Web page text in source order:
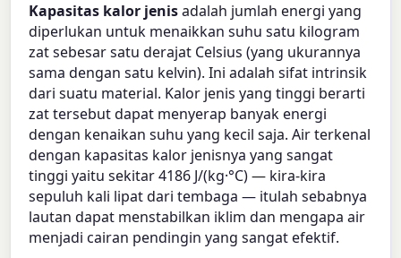
Kapasitas kalor jenisadalah jumlah energi yang
diperlukan untuk menaikkan suhu satu kilogram
zat sebesar satu derajat Celsius (yang ukurannya
sama dengan satu kelvin). Ini adalah sifat intrinsik
dari suatu material. Kalor jenis yang tinggi berarti
zat tersebut dapat menyerap banyak energi
dengan kenaikan suhu yang kecil saja. Air terkenal
dengan kapasitas kalor jenisnya yang sangat
tinggi yaitu sekitar 4186 J/(kg·°C) — kira-kira
sepuluh kali lipat dari tembaga — itulah sebabnya
lautan dapat menstabilkan iklim dan mengapa air
menjadi cairan pendingin yang sangat efektif.